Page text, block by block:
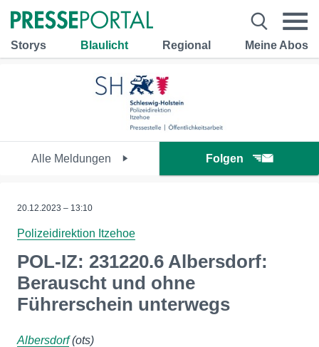
Storys Blaulicht Regional Meine Abos
Alle Meldungen Folgen
20.12.2023 – 13:10
Polizeidirektion Itzehoe
POL-IZ: 231220.6 Albersdorf:
Berauscht und ohne
Führerschein unterwegs
Albersdorf(ots)